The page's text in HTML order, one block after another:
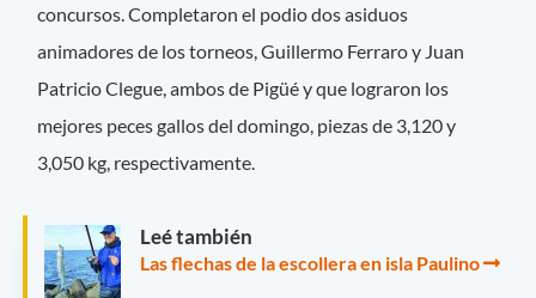
concursos. Completaron el podio dos asiduos
animadores de los torneos, Guillermo Ferraro y Juan
Patricio Clegue, ambos de Pigüé y que lograron los
mejores peces gallos del domingo, piezas de 3,120 y
3,050 kg, respectivamente.
Leé también
Las flechas de la escollera en isla Paulino